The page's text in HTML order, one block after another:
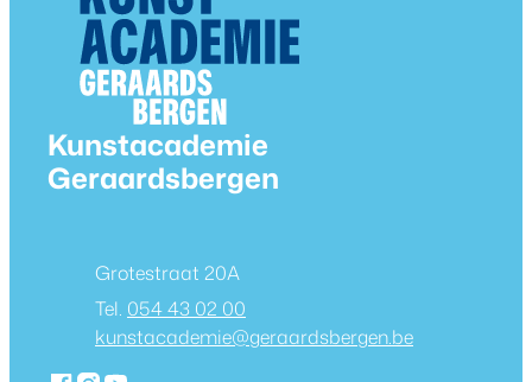
Contact & openingsuren
Kunstacademie
Geraardsbergen
AdresGrotestraat 20A
054 43 02 00
E-mailkunstacademie@geraardsbergen.be